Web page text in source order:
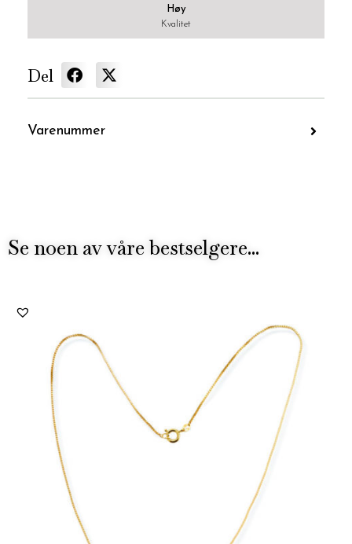
Høy
Kvalitet
Del
Varenummer
Se noen av våre bestselgere...